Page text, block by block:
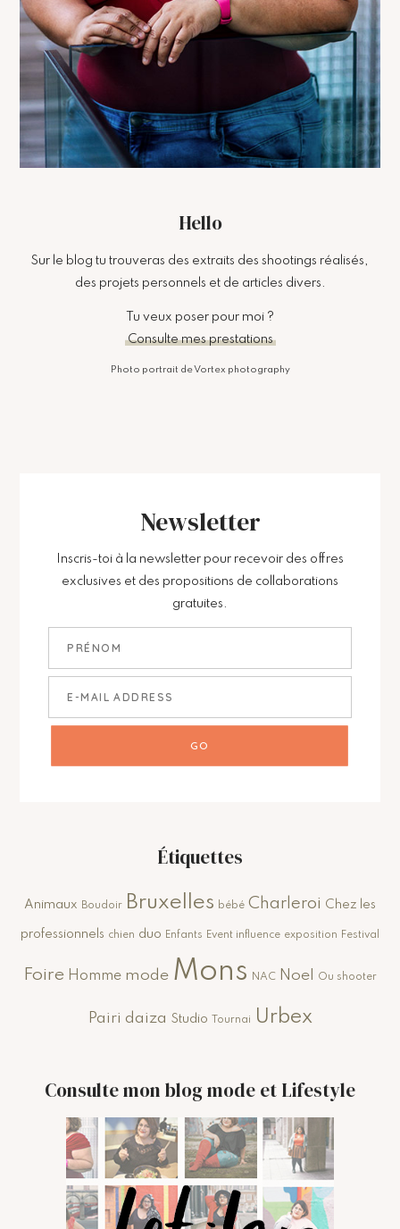
Hello
Sur le blog tu trouveras des extraits des shootings réalisés,
des projets personnels et de articles divers.
Tu veux poser pour moi ?
Consulte mes prestations
Photo portrait de Vortex photography
Newsletter
Inscris-toi à la newsletter pour recevoir des offres
exclusives et des propositions de collaborations
gratuites.
Étiquettes
Animaux Boudoir Bruxelles bébé Charleroi Chez les
professionnels chien duo Enfants Event influence exposition Festival
Foire Homme mode Mons NAC Noel Ou shooter
Pairi daiza Studio Tournai Urbex
Consulte mon blog mode et Lifestyle